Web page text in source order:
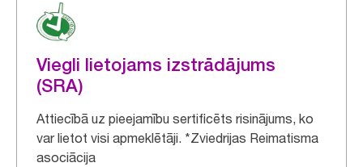
Viegli lietojams izstrādājums
(SRA)
Attiecībā uz pieejamību sertificēts risinājums, ko
var lietot visi apmeklētāji. *Zviedrijas Reimatisma
asociācija